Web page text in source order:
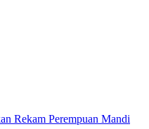
Rekam Perempuan Mandi